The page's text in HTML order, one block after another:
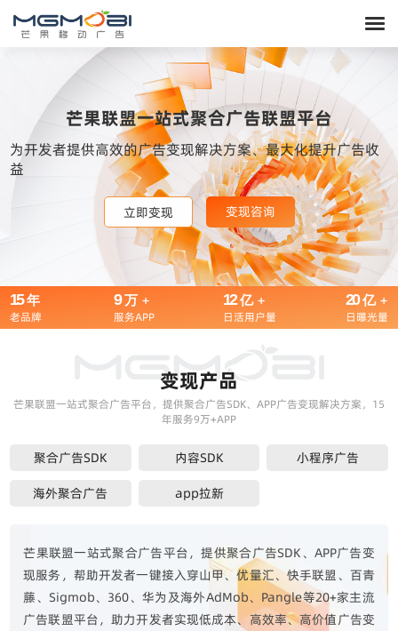
立即变现 变现咨询
芒果联盟一站式聚合广告联盟平台
为开发者提供高效的广告变现解决方案、最大化提升广告收
益
立即变现 变现咨询
立即变现 变现咨询
15 年
老品牌
9 万 +
服务APP
12 亿 +
日活用户量
20 亿 +
日曝光量
变现产品
芒果联盟一站式聚合广告平台，提供聚合广告SDK、APP广告变现解决方案，15
年服务9万+APP
聚合广告SDK 内容SDK
小程序广告
海外聚合广告
app拉新
芒果联盟一站式聚合广告平台，提供聚合广告SDK、APP广告变
现服务，帮助开发者一键接入穿山甲、优量汇、快手联盟、百青
藤、Sigmob、360、华为及海外AdMob、Pangle等20+家主流
广告联盟平台，助力开发者实现低成本、高效率、高价值广告变